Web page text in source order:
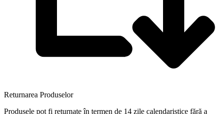
Returnarea Produselor
Produsele pot fi returnate în termen de 14 zile calendaristice fără a